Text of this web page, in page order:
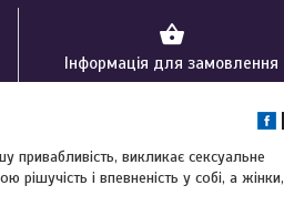
Інформація для замовлення
привабливість, викликає сексуальне
і впевненість у собі, а жінки,